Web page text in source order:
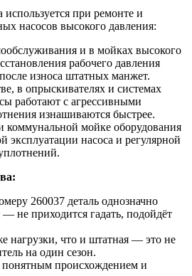
при ремонте и
насосов высокого давления:
и в мойках высокого
рабочего давления
износа штатных манжет.
в опрыскивателях и системах
работают с агрессивными
изнашиваются быстрее.
мойке оборудования
насоса и регулярной
260037 деталь однозначно
не приходится гадать, подойдёт
нагрузки, что и штатная — это не
на один сезон.
происхождением и